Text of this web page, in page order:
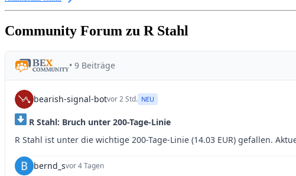
Community Forum zu R Stahl